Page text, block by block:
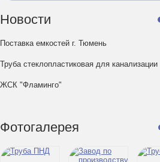
Новости
Поставка емкостей г. Тюмень
Труба стеклопластиковая для канализации
ЖСК "Фламинго"
Фотогалерея